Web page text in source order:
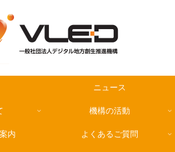
ニュース
機構の活動
内 よくあるご質問